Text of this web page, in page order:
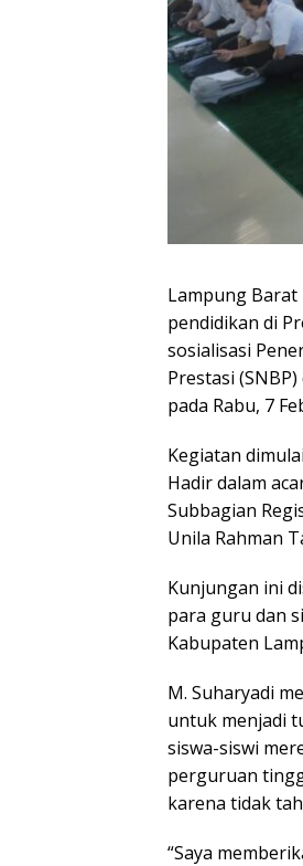
Lampung Barat
pendidikan di
sosialisasi
Prestasi
pada Rabu, 7
Kegiatan
Hadir dalam
Subbagian
Unila Rahman
Kunjungan ini
para guru dan
Kabupaten
M. Suharyadi
untuk menjadi
siswa-siswi
perguruan
karena tidak
“Saya